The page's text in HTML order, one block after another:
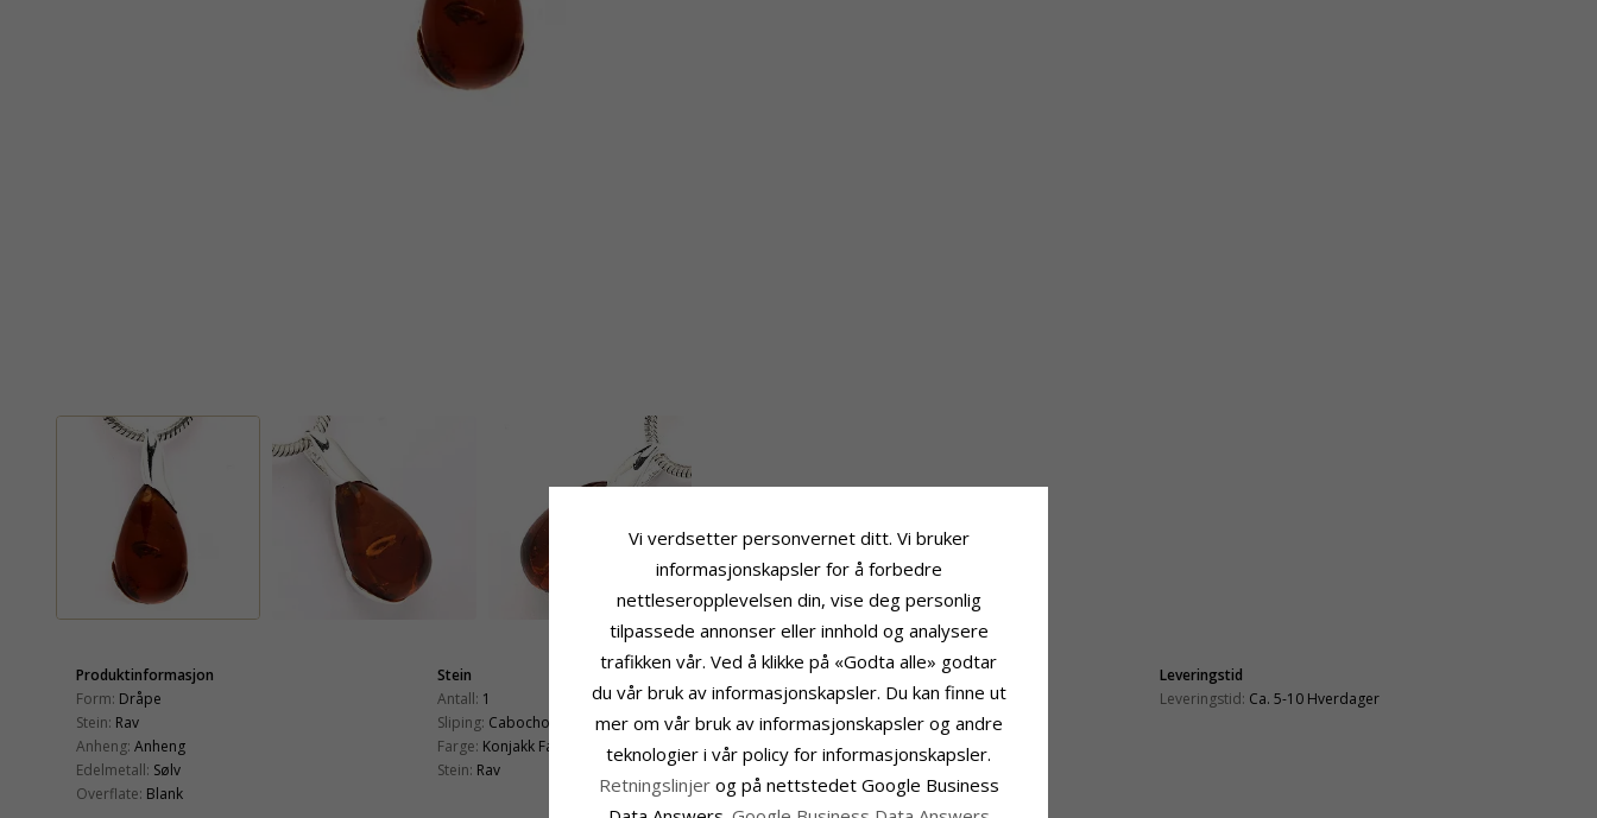
Produktinformasjon
Form: Dråpe
Stein: Rav
Anheng: Anheng
Edelmetall: Sølv
Overflate: Blank
Stein
Antall: 1
Sliping: Cabochonslipt
Farge: Konjakk Farget
Stein: Rav
Fatning
Høyde:24,5 mm
Høyde Ekskl. Øsken:18,0 mm
Bredde:
10,8 mm
6,6 mm
Leveringstid
Leveringstid: Ca. 5-10 Hverdager
Vi verdsetter personvernet ditt. Vi bruker
informasjonskapsler for å forbedre
nettleseropplevelsen din, vise deg personlig
tilpassede annonser eller innhold og analysere
trafikken vår. Ved å klikke på «Godta alle» godtar
du vår bruk av informasjonskapsler. Du kan finne ut
mer om vår bruk av informasjonskapsler og andre
teknologier i vår policy for informasjonskapsler.
Retningslinjer og på nettstedet Google Business